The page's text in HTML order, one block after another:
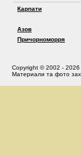
Карпати
Азов
Причорноморря
Copyright © 2002 - 2026
Материали та фото